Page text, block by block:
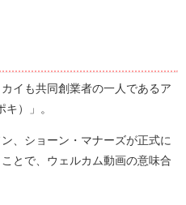
イも共同創業者の一人であるア
）」。
、ショーン・マナーズが正式に
とで、ウェルカム動画の意味合